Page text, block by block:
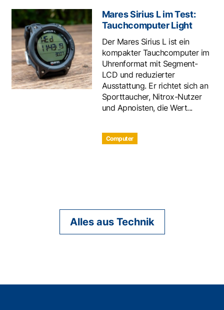
Mares Sirius L im Test:
Tauchcomputer Light
Der Mares Sirius L ist ein
kompakter Tauchcomputer im
Uhrenformat mit Segment-
LCD und reduzierter
Ausstattung. Er richtet sich an
Sporttaucher, Nitrox-Nutzer
und Apnoisten, die Wert...
Computer
Alles aus Technik